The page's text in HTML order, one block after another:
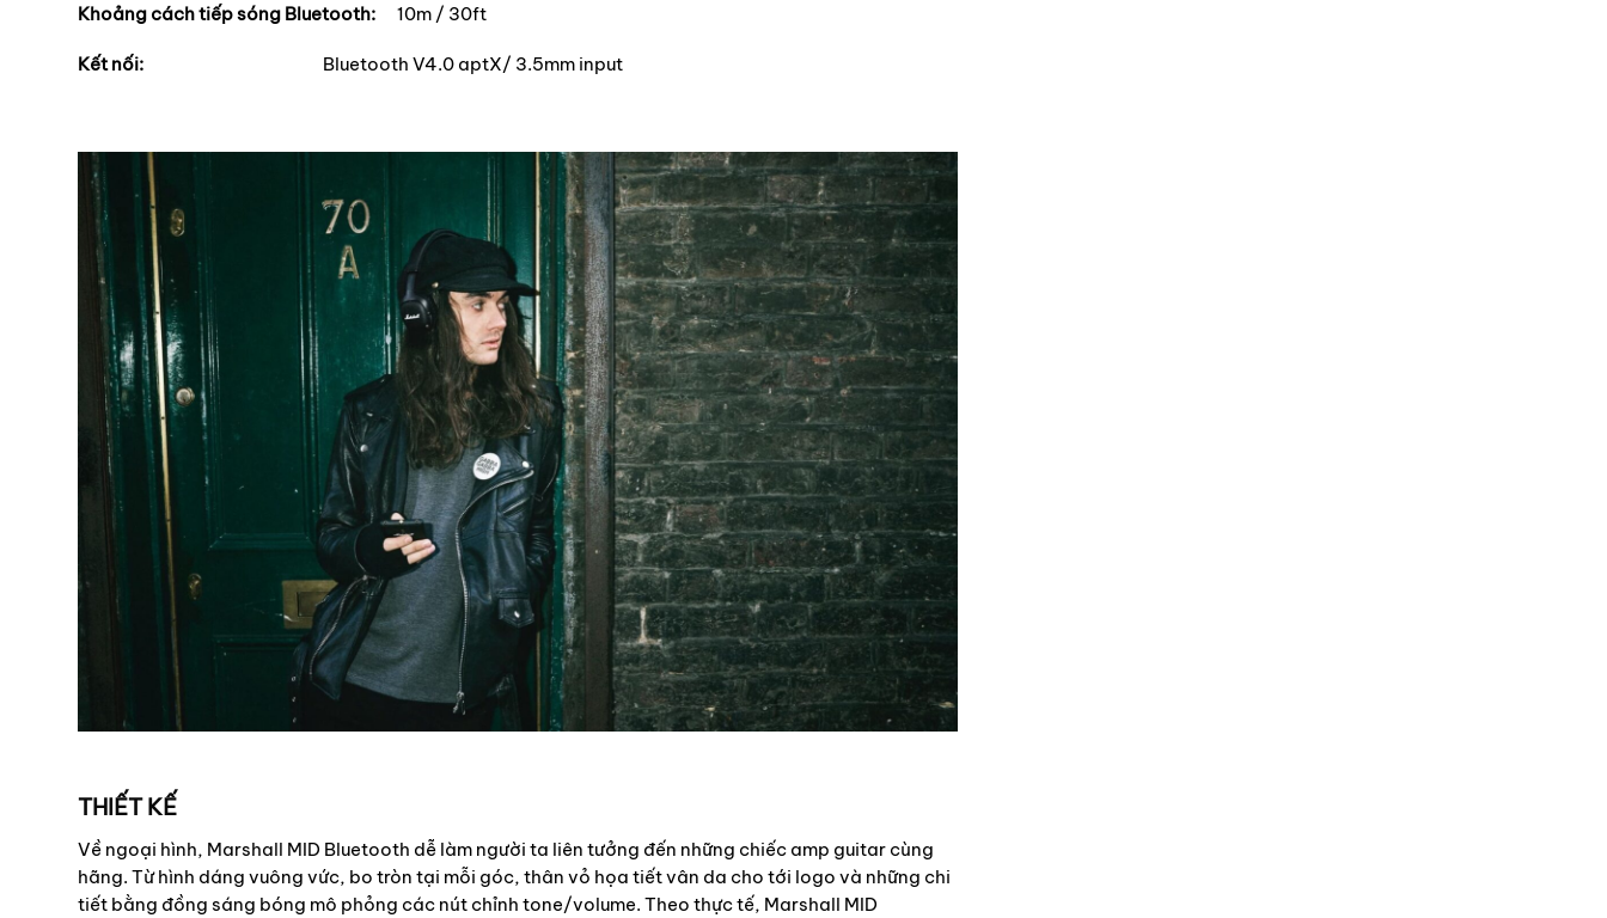
Khoảng cách tiếp sóng Bluetooth: 10m / 30ft
Kết nối: Bluetooth V4.0 aptX/ 3.5mm input
THIẾT KẾ
Về ngoại hình, Marshall MID Bluetooth dễ làm người ta liên tưởng đến những chiếc amp guitar cùng
hãng. Từ hình dáng vuông vức, bo tròn tại mỗi góc, thân vỏ họa tiết vân da cho tới logo và những chi
tiết bằng đồng sáng bóng mô phỏng các nút chỉnh tone/volume. Theo thực tế, Marshall MID